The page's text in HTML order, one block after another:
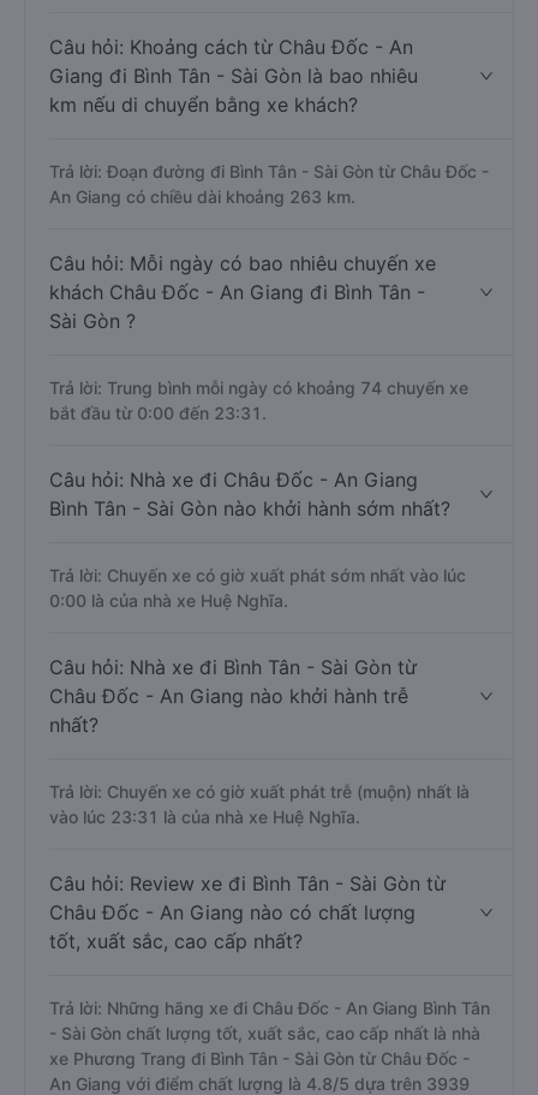
Câu hỏi: Khoảng cách từ Châu Đốc - An
Giang đi Bình Tân - Sài Gòn là bao nhiêu
km nếu di chuyển bằng xe khách?
Trả lời: Đoạn đường đi Bình Tân - Sài Gòn từ Châu Đốc -
An Giang có chiều dài khoảng 263 km.
Câu hỏi: Mỗi ngày có bao nhiêu chuyến xe
khách Châu Đốc - An Giang đi Bình Tân -
Sài Gòn ?
Trả lời: Trung bình mỗi ngày có khoảng 74 chuyến xe
bắt đầu từ 0:00 đến 23:31.
Câu hỏi: Nhà xe đi Châu Đốc - An Giang
Bình Tân - Sài Gòn nào khởi hành sớm nhất?
Trả lời: Chuyến xe có giờ xuất phát sớm nhất vào lúc
0:00 là của nhà xe Huệ Nghĩa.
Câu hỏi: Nhà xe đi Bình Tân - Sài Gòn từ
Châu Đốc - An Giang nào khởi hành trễ
nhất?
Trả lời: Chuyến xe có giờ xuất phát trễ (muộn) nhất là
vào lúc 23:31 là của nhà xe Huệ Nghĩa.
Câu hỏi: Review xe đi Bình Tân - Sài Gòn từ
Châu Đốc - An Giang nào có chất lượng
tốt, xuất sắc, cao cấp nhất?
Trả lời: Những hãng xe đi Châu Đốc - An Giang Bình Tân
- Sài Gòn chất lượng tốt, xuất sắc, cao cấp nhất là nhà
xe Phương Trang đi Bình Tân - Sài Gòn từ Châu Đốc -
An Giang với điểm chất lượng là 4.8/5 dựa trên 3939